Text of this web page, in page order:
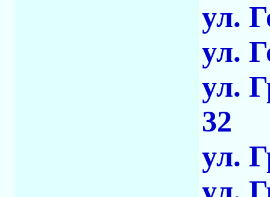
ул.
ул.
ул.
32
ул.